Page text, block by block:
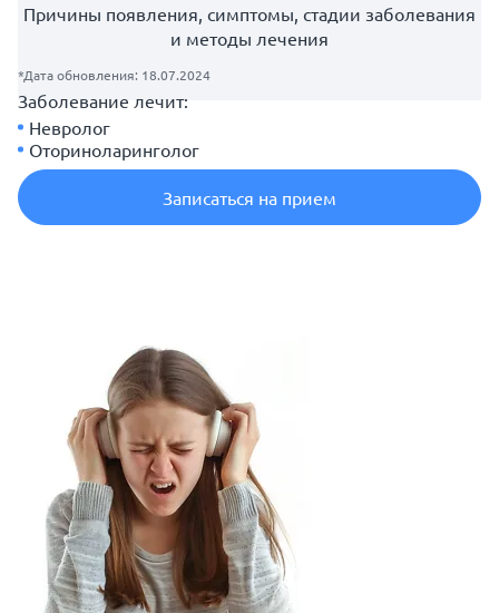
Причины появления, симптомы, стадии заболевания
и методы лечения
*Дата обновления: 18.07.2024
Заболевание лечит:
Невролог
Оториноларинголог
Записаться на прием